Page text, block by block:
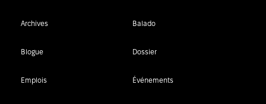
Archives Balado
Blogue Dossier
Emplois Événements